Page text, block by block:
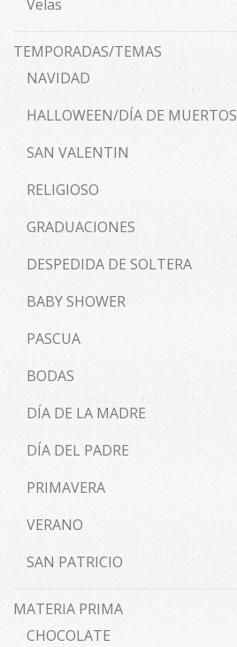
Velas
TEMPORADAS/TEMAS
NAVIDAD
HALLOWEEN/DÍA DE MUERTOS
SAN VALENTIN
RELIGIOSO
GRADUACIONES
DESPEDIDA DE SOLTERA
BABY SHOWER
PASCUA
BODAS
DÍA DE LA MADRE
DÍA DEL PADRE
PRIMAVERA
VERANO
SAN PATRICIO
MATERIA PRIMA
CHOCOLATE